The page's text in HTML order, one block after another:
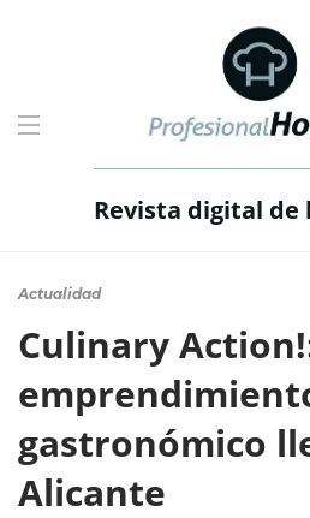
Revista digital de
Actualidad
Culinary
gastronómico
Alicante